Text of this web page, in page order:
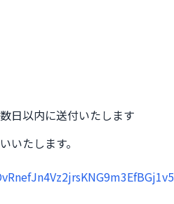
日以内に送付いたします
いたします。